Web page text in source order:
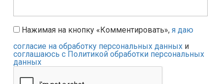
Нажимая на кнопку «Комментировать», я даю
согласие на обработку персональных данных и
соглашаюсь с Политикой обработки персональных
данных